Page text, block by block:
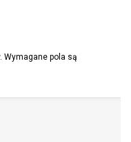
Wymagane pola są